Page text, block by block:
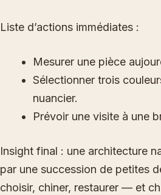
Liste d’actions immédiates :
Mesurer une pièce
Sélectionner trois
nuancier.
Prévoir une visite à une
Insight final : une architecture
par une succession de petites
choisir, chiner, restaurer — et